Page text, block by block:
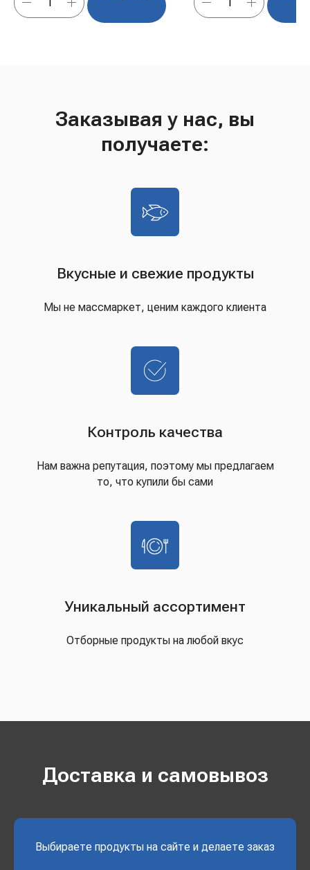
Заказывая у нас, вы
получаете:
Вкусные и свежие продукты
Мы не массмаркет, ценим каждого клиента
Контроль качества
Нам важна репутация, поэтому мы предлагаем
то, что купили бы сами
Уникальный ассортимент
Отборные продукты на любой вкус
Доставка и самовывоз
Выбираете продукты на сайте и делаете заказ